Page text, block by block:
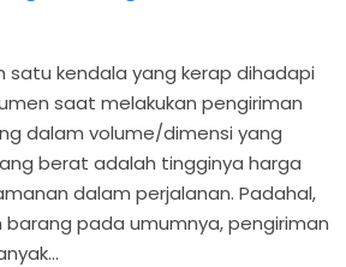
satu kendala yang kerap dihadapi
saat melakukan pengiriman
dalam volume/dimensi yang
berat adalah tingginya harga
dalam perjalanan. Padahal,
barang pada umumnya, pengiriman